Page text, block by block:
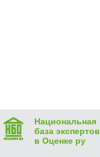
Национальная
база экспертов
в Оценке ру